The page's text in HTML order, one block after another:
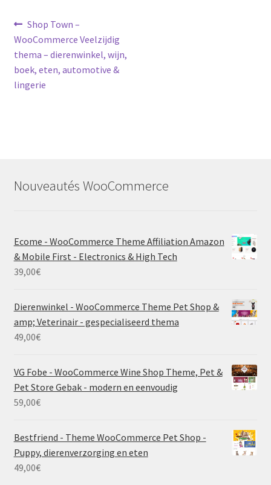
Post
navigation
Previous
post:
Shop Town –
WooCommerce Veelzijdig
thema – dierenwinkel, wijn,
boek, eten, automotive &
lingerie
Nouveautés WooCommerce
Ecome - WooCommerce Theme Affiliation Amazon
& Mobile First - Electronics & High Tech
39,00€
Dierenwinkel - WooCommerce Theme Pet Shop &
amp; Veterinair - gespecialiseerd thema
49,00€
VG Fobe - WooCommerce Wine Shop Theme, Pet &
Pet Store Gebak - modern en eenvoudig
59,00€
Bestfriend - Theme WooCommerce Pet Shop -
Puppy, dierenverzorging en eten
49,00€